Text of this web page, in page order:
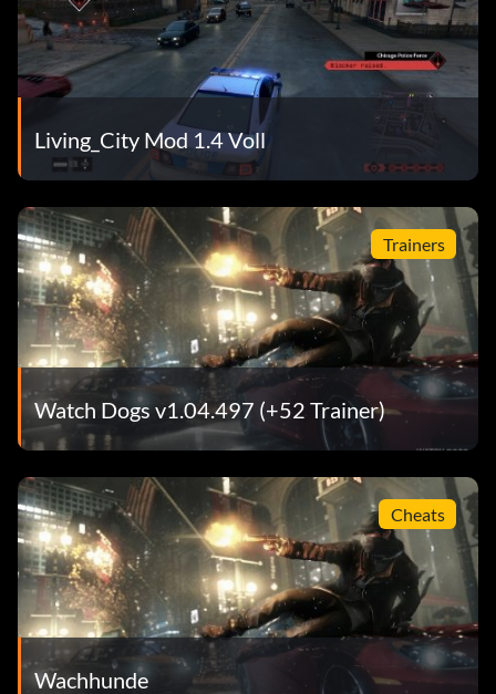
Living_City Mod 1.4 Voll
Trainers
Watch Dogs v1.04.497 (+52 Trainer)
Cheats
Wachhunde